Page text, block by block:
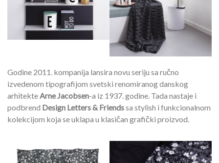
Godine 2011. kompanija lansira novu seriju sa ručno
izvedenom tipografijom svetski renomiranog danskog
arhitekte Arne Jacobsen-a iz 1937. godine. Tada nastaje i
podbrend Design Letters & Friendssa stylish i funkcionalnom
kolekcijom koja se uklapa u klasičan grafički proizvod.